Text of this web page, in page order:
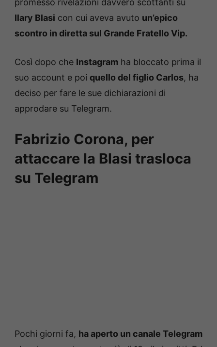
promesso rivelazioni davvero scottanti su
Ilary Blasi con cui aveva avuto un’epico
scontro in diretta sul Grande Fratello Vip.
Così dopo che Instagram ha bloccato prima il
suo account e poi quello del figlio Carlos, ha
deciso per fare le sue dichiarazioni di
approdare su Telegram.
Fabrizio Corona, per
attaccare la Blasi trasloca
su Telegram
Pochi giorni fa, ha aperto un canale Telegram